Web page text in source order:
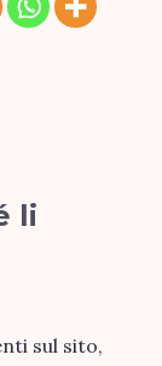
li
sul sito,